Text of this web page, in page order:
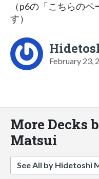
（p6の「こちらの
す）
February 23,
More Decks
Matsui
See All by Hidetoshi